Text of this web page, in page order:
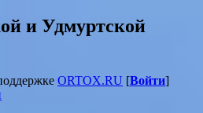
и Удмуртской
ORTOX.RU [Войти]